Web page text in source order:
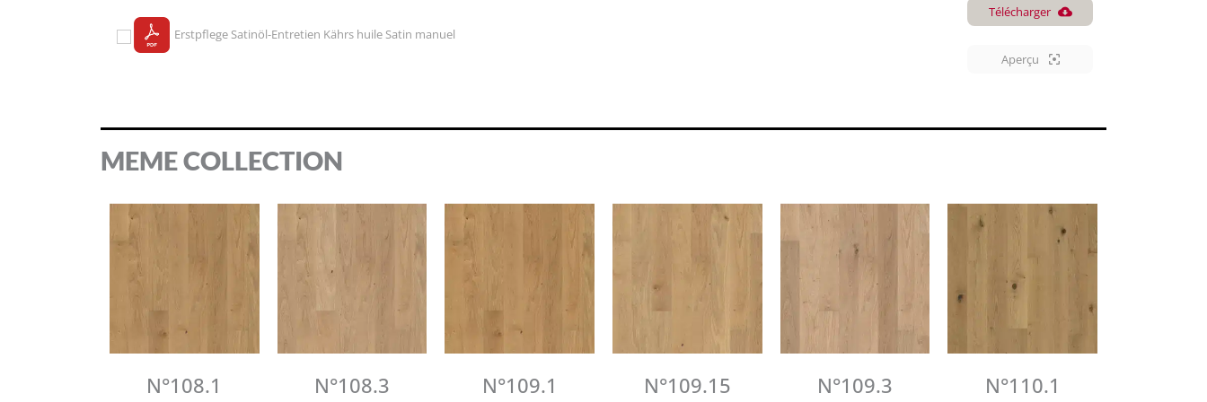
Erstpflege Satinöl-Entretien Kährs huile Satin manuel
Télécharger
Aperçu
MEME COLLECTION
N°108.1 N°108.3 N°109.1 N°109.15 N°109.3 N°110.1